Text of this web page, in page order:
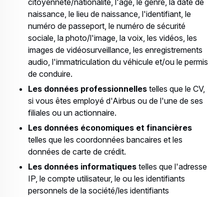
citoyenneté/nationalité, l'âge, le genre, la date de
naissance, le lieu de naissance, l'identifiant, le
numéro de passeport, le numéro de sécurité
sociale, la photo/l'image, la voix, les vidéos, les
images de vidéosurveillance, les enregistrements
audio, l'immatriculation du véhicule et/ou le permis
de conduire.
Les données professionnelles telles que le CV,
si vous êtes employé d'Airbus ou de l'une de ses
filiales ou un actionnaire.
Les données économiques et financières
telles que les coordonnées bancaires et les
données de carte de crédit.
Les données informatiques telles que l'adresse
IP, le compte utilisateur, le ou les identifiants
personnels de la société/les identifiants